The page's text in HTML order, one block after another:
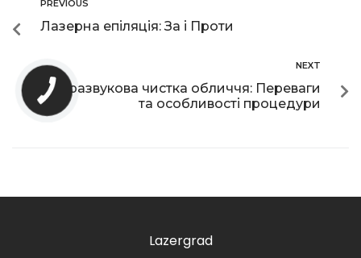
PREVIOUS
Лазерна епіляція: За і Проти
NEXT
Ультразвукова чистка обличчя: Переваги
та особливості процедури
Lazergrad